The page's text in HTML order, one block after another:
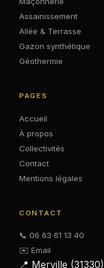
Assainissement
Allée & Terrasse
Gazon synthétique
Géothermie
PAGES
Accueil
À propos
Collectivités
Contact
Mentions légales
CONTACT
📞 06 63 61 13 40
✉️ Email
📍 Merville (31330)